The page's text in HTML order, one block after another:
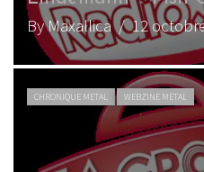
By Maxallica/ 12
CHRONIQUE METAL WEBZINE METAL